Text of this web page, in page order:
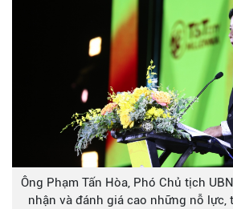
Ông Phạm Tấn Hòa, Phó Chủ tịch
nhận và đánh giá cao những nỗ lực,